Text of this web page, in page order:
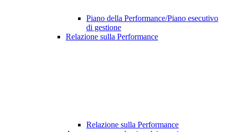
Piano della Performance/Piano esecutivo
di gestione
Relazione sulla Performance
Relazione sulla Performance